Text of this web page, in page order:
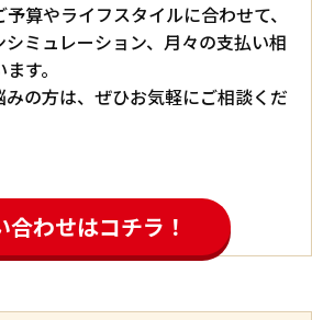
算やライフスタイルに合わせて、
ミュレーション、月々の支払い相
す。
の方は、ぜひお気軽にご相談くだ
合わせはコチラ！